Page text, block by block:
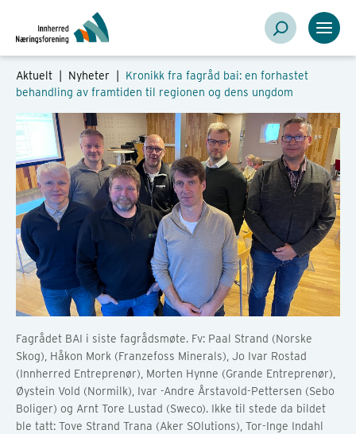
Aktuelt | Nyheter
Kronikk fra fagråd bai: en forhastet
behandling av framtiden til regionen og dens ungdom
Fagrådet BAI i siste fagrådsmøte. Fv: Paal Strand (Norske
Skog), Håkon Mork (Franzefoss Minerals), Jo Ivar Rostad
(Innherred Entreprenør), Morten Hynne (Grande Entreprenør),
Øystein Vold (Normilk), Ivar -Andre Årstavold-Pettersen (Sebo
Boliger) og Arnt Tore Lustad (Sweco). Ikke til stede da bildet
ble tatt: Tove Strand Trana (Aker SOlutions), Tor-Inge Indahl